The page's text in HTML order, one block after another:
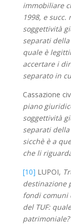
immobiliare
1998, e
soggettività
separati
quale è
accertare i
separato in
Cassazione
piano
soggettività
separati
sicchè è a
che li
[10] LUPOI,
destinazione
fondi comuni
del TUF: